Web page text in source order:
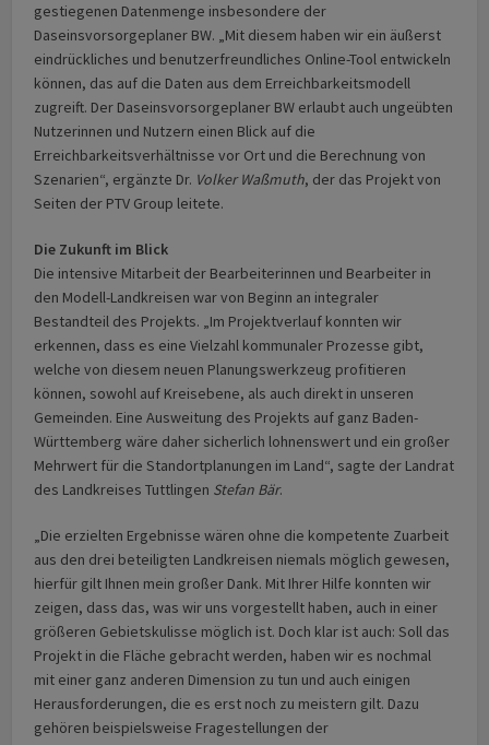
gestiegenen Datenmenge insbesondere der
Daseinsvorsorgeplaner BW. „Mit diesem haben wir ein äußerst
eindrückliches und benutzerfreundliches Online-Tool entwickeln
können, das auf die Daten aus dem Erreichbarkeitsmodell
zugreift. Der Daseinsvorsorgeplaner BW erlaubt auch ungeübten
Nutzerinnen und Nutzern einen Blick auf die
Erreichbarkeitsverhältnisse vor Ort und die Berechnung von
Szenarien“, ergänzte Dr. Volker Waßmuth, der das Projekt von
Seiten der PTV Group leitete.
Die Zukunft im Blick
Die intensive Mitarbeit der Bearbeiterinnen und Bearbeiter in
den Modell-Landkreisen war von Beginn an integraler
Bestandteil des Projekts. „Im Projektverlauf konnten wir
erkennen, dass es eine Vielzahl kommunaler Prozesse gibt,
welche von diesem neuen Planungswerkzeug profitieren
können, sowohl auf Kreisebene, als auch direkt in unseren
Gemeinden. Eine Ausweitung des Projekts auf ganz Baden-
Württemberg wäre daher sicherlich lohnenswert und ein großer
Mehrwert für die Standortplanungen im Land“, sagte der Landrat
des Landkreises Tuttlingen Stefan Bär.
„Die erzielten Ergebnisse wären ohne die kompetente Zuarbeit
aus den drei beteiligten Landkreisen niemals möglich gewesen,
hierfür gilt Ihnen mein großer Dank. Mit Ihrer Hilfe konnten wir
zeigen, dass das, was wir uns vorgestellt haben, auch in einer
größeren Gebietskulisse möglich ist. Doch klar ist auch: Soll das
Projekt in die Fläche gebracht werden, haben wir es nochmal
mit einer ganz anderen Dimension zu tun und auch einigen
Herausforderungen, die es erst noch zu meistern gilt. Dazu
gehören beispielsweise Fragestellungen der